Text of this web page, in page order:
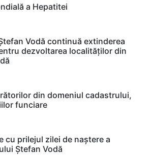
a Hepatitei
Vodă continuă extinderea
dezvoltarea localităților din
din domeniul cadastrului,
funciare
cu prilejul zilei de naștere a
Ștefan Vodă